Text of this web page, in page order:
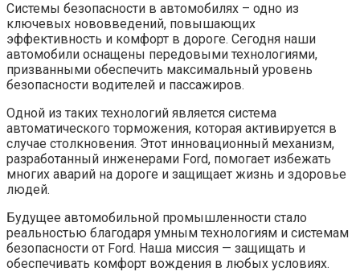
Системы безопасности в автомобилях – одно из
ключевых нововведений, повышающих
эффективность и комфорт в дороге. Сегодня наши
автомобили оснащены передовыми технологиями,
призванными обеспечить максимальный уровень
безопасности водителей и пассажиров.
Одной из таких технологий является система
автоматического торможения, которая активируется в
случае столкновения. Этот инновационный механизм,
разработанный инженерами Ford, помогает избежать
многих аварий на дороге и защищает жизнь и здоровье
людей.
Будущее автомобильной промышленности стало
реальностью благодаря умным технологиям и системам
безопасности от Ford. Наша миссия — защищать и
обеспечивать комфорт вождения в любых условиях.